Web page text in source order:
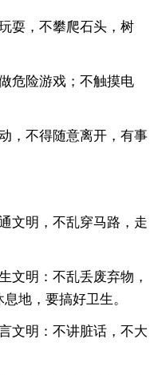
耍，不攀爬石头，树
危险游戏；不触摸电
，不得随意离开，有事
文明，不乱穿马路，走
文明：不乱丢废弃物，
地，要搞好卫生。
文明：不讲脏话，不大